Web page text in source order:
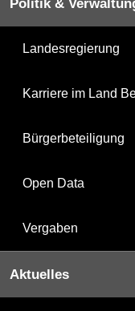
Politik &
Landesregierung
Karriere im Land
Bürgerbeteiligung
Open Data
Vergaben
Aktuelles